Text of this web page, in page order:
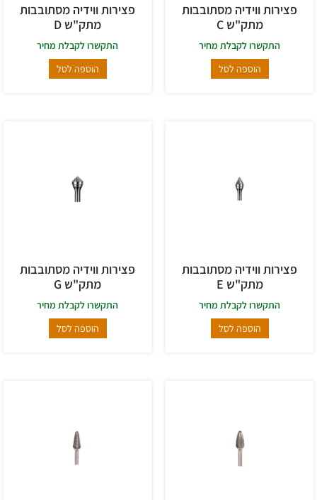
פצירות ווידיה מסתובבות
מתק"ש C
התקשרו לקבלת מחיר
הוספה לסל
פצירות ווידיה מסתובבות
מתק"ש D
התקשרו לקבלת מחיר
הוספה לסל
פצירות ווידיה מסתובבות
מתק"ש E
התקשרו לקבלת מחיר
הוספה לסל
פצירות ווידיה מסתובבות
מתק"ש G
התקשרו לקבלת מחיר
הוספה לסל